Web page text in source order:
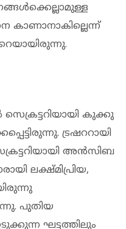
കാണാനാകില്ലെന്ന്
കുക്കു
ട്രഷററായി
അൻസിബ
ലക്ഷ്മിപ്രിയ,
പുതിയ
ഘട്ടത്തിലും